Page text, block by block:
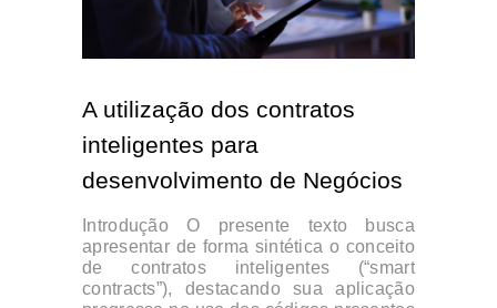
A utilização dos contratos
inteligentes para
desenvolvimento de Negócios
Introdução O presente texto busca
apresentar de forma sintética o conceito
de contratos inteligentes (“smart
contracts”), destacando sua aplicação